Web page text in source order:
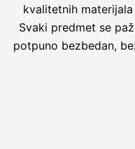
kvalitetnih
Svaki predmet se
potpuno bezbedan,